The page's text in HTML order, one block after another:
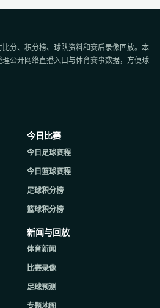
分、积分榜、球队资料和赛后录像回放。本
公开网络直播入口与体育赛事数据，方便球
今日比赛
今日足球赛程
今日篮球赛程
足球积分榜
篮球积分榜
新闻与回放
体育新闻
比赛录像
足球预测
专题地图